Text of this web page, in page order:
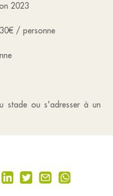
2023
/ personne
stade ou s'adresser à un